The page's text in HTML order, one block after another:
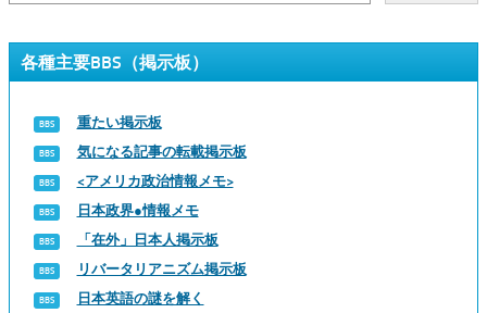
各種主要BBS（掲示板）
重たい掲示板
気になる記事の転載掲示板
<アメリカ政治情報メモ>
日本政界●情報メモ
「在外」日本人掲示板
リバータリアニズム掲示板
日本英語の謎を解く